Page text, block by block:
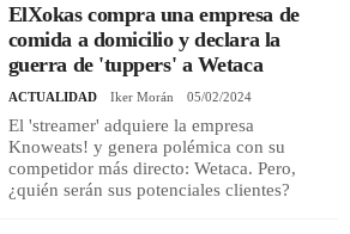
ElXokas compra una empresa de
comida a domicilio y declara la
guerra de 'tuppers' a Wetaca
ACTUALIDAD Iker Morán 05/02/2024
El 'streamer' adquiere la empresa
Knoweats! y genera polémica con su
competidor más directo: Wetaca. Pero,
¿quién serán sus potenciales clientes?